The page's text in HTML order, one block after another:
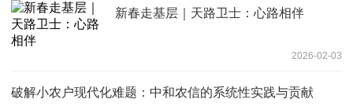
新春走基层｜天路卫士：心路相伴
2026-02-03
破解小农户现代化难题：中和农信的系统性实践与贡献